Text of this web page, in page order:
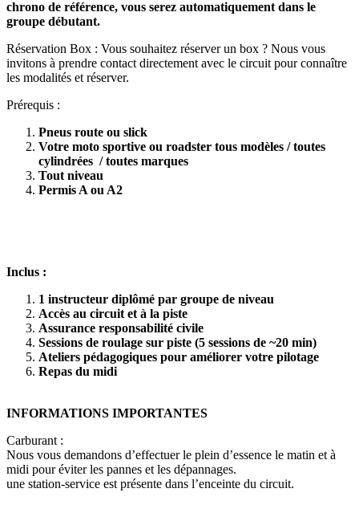
chrono de référence, vous serez automatiquement dans le
groupe débutant.
Réservation Box : Vous souhaitez réserver un box ? Nous vous
invitons à prendre contact directement avec le circuit pour connaître
les modalités et réserver.
Prérequis :
Pneus route ou slick
Votre moto sportive ou roadster tous modèles / toutes
cylindrées / toutes marques
Tout niveau
Permis A ou A2
Inclus :
1 instructeur diplômé par groupe de niveau
Accès au circuit et à la piste
Assurance responsabilité civile
Sessions de roulage sur piste (5 sessions de ~20 min)
Ateliers pédagogiques pour améliorer votre pilotage
Repas du midi
INFORMATIONS IMPORTANTES
Carburant :
Nous vous demandons d’effectuer le plein d’essence le matin et à
midi pour éviter les pannes et les dépannages.
une station-service est présente dans l’enceinte du circuit.